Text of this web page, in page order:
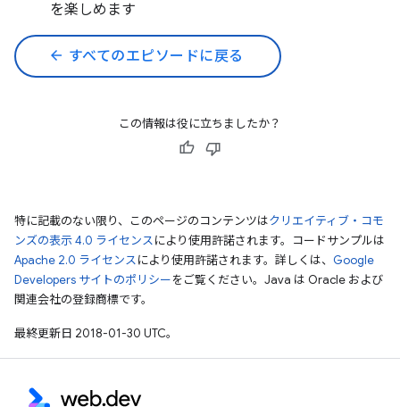
を楽しめます
arrow_back すべてのエピソードに戻る
この情報は役に立ちましたか？
特に記載のない限り、このページのコンテンツはクリエイティブ・コモ
ンズの表示 4.0 ライセンスにより使用許諾されます。コードサンプルは
Apache 2.0 ライセンスにより使用許諾されます。詳しくは、 Google
Developers サイトのポリシーをご覧ください。Java は Oracle および
関連会社の登録商標です。
最終更新日 2018-01-30 UTC。